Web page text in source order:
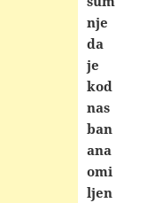
nje
da
je
kod
nas
ban
ana
omi
ljen